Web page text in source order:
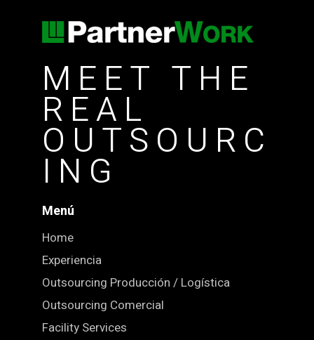
MEET THE
REAL
OUTSOURC
ING
Menú
Home
Experiencia
Outsourcing Producción / Logística
Outsourcing Comercial
Facility Services